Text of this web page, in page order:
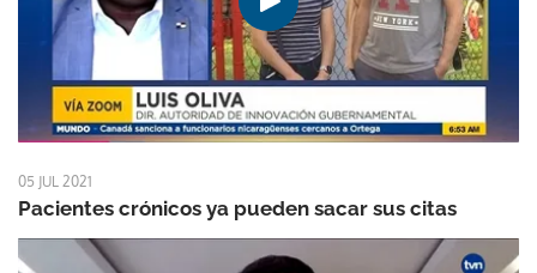
05 JUL 2021
Pacientes crónicos ya pueden sacar sus citas